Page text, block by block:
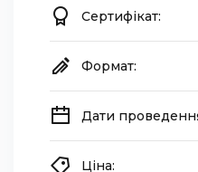
Сертифікат:
Формат:
Дати
Ціна: